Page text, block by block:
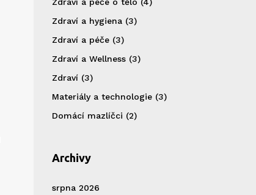
Zdraví a hygiena (3)
Zdraví a péče (3)
Zdraví a Wellness (3)
Zdraví (3)
Materiály a technologie (3)
Domácí mazlíčci (2)
Archivy
srpna 2026